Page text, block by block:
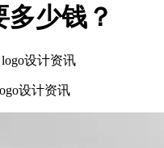
少钱？
logo设计资讯
设计资讯